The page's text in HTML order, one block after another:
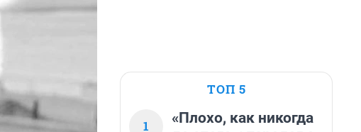
ТОП 5
1
«Плохо, как никогда